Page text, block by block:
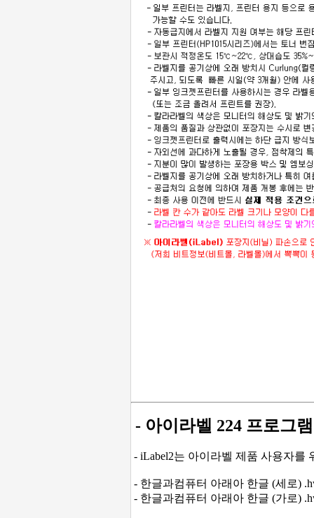
- 아이라벨 224 프로그
- iLabel2는 아이라벨 제품 사용자
- 한글과컴퓨터 아래아 한글 (세로)
- 한글과컴퓨터 아래아 한글 (가로)